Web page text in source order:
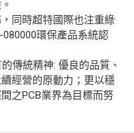
同時超特國際也注重綠
080000環保產品系統認
傳統精神: 優良的品質、
經營的原動力；更以穩
之PCB業界為目標而努